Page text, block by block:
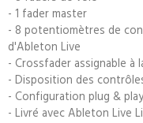
- 1 fader master
- 8 potentiomètres de
d'Ableton Live
- Crossfader assignable à
- Disposition des
- Configuration plug & play
- Livré avec Ableton Live